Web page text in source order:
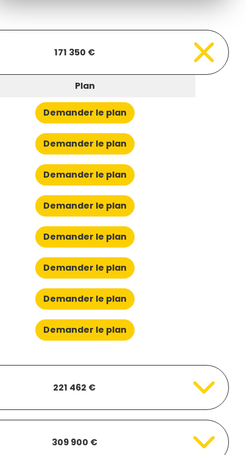
171 350 €
Plan
Demander le plan
Demander le plan
Demander le plan
Demander le plan
Demander le plan
Demander le plan
Demander le plan
Demander le plan
221 462 €
309 900 €